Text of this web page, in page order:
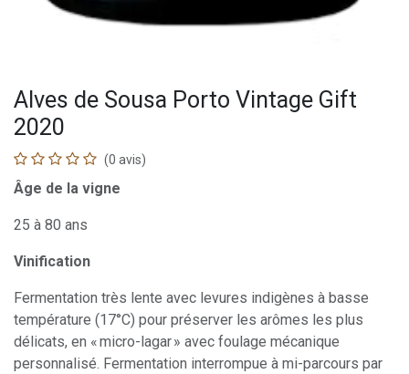
Alves de Sousa Porto Vintage Gift
2020
(0 avis)
Âge de la vigne
25 à 80 ans
Vinification
Fermentation très lente avec levures indigènes à basse
température (17°C) pour préserver les arômes les plus
délicats, en « micro-lagar » avec foulage mécanique
personnalisé. Fermentation interrompue à mi-parcours par